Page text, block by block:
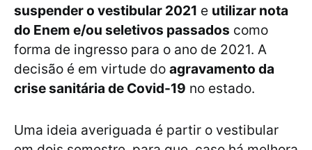
suspender o vestibular 2021 e utilizar nota
do Enem e/ou seletivos passados como
forma de ingresso para o ano de 2021. A
decisão é em virtude do agravamento da
crise sanitária de Covid-19 no estado.
Uma ideia averiguada é partir o vestibular